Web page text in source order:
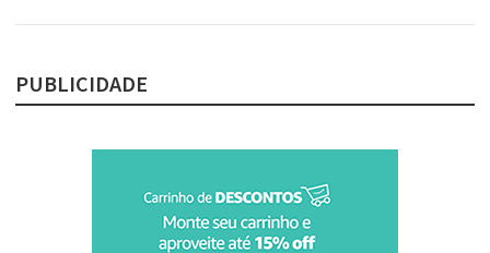
PUBLICIDADE